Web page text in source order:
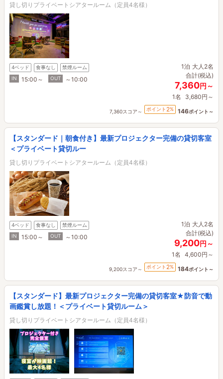
貸し切りプライベートシアタールーム（定員4名様）
4ベッド 食事なし
禁煙ルーム
IN
15:00～ OUT ～10:00
1泊 大人2名
合計(税込)
7,360円～
1名 3,680円～
7,360スコア～ ポイント 2% 146ポイント～
【スタンダード｜朝食付き】最新プロジェクター完備の貸切客室
＜プライベート貸切ルー
貸し切りプライベートシアタールーム（定員4名様）
4ベッド 食事なし
禁煙ルーム
IN
15:00～ OUT ～10:00
1泊 大人2名
合計(税込)
9,200円～
1名 4,600円～
9,200スコア～ ポイント 2% 184ポイント～
【スタンダード】最新プロジェクター完備の貸切客室★防音で動
画鑑賞し放題！＜プライベート貸切ルーム＞
貸し切りプライベートシアタールーム（定員4名様）